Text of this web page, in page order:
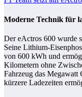
Moderne Technik für
Der eActros 600 wurde
Seine Lithium-
von 600 kWh und
Kilometern ohne
Fahrzeug das Megawatt
kürzere Ladezeiten